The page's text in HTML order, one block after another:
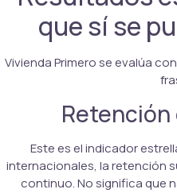
que sí se
Vivienda Primero se evalúa
Retención
Este es el indicador
internacionales, la retención
continuo. No significa que